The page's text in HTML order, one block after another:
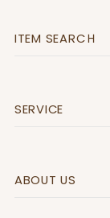
ITEM SEARCＨ
SERVICE
ABOUT US